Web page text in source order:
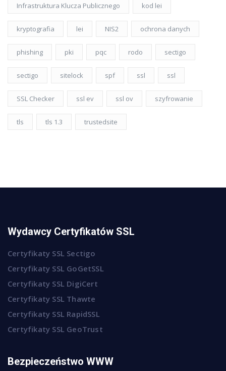
Infrastruktura Klucza Publicznego kod lei
kryptografia lei NIS2 ochrona danych
phishing pki pqc rodo sectigo
sectigo sitelock spf ssl ssl
SSL Checker ssl ev ssl ov szyfrowanie
tls tls 1.3 trustedsite
Wydawcy Certyfikatów SSL
Certyfikaty SSL Sectigo
Certyfikaty SSL GoGetSSL
Certyfikaty SSL DigiCert
Certyfikaty SSL Thawte
Certyfikaty SSL RapidSSL
Certyfikaty SSL GeoTrust
Bezpieczeństwo WWW